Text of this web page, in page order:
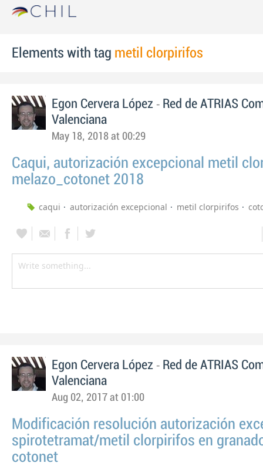
Elements with tag metil clorpirifos
Egon Cervera López - Red de ATRIAS
Valenciana
May 18, 2018 at 00:29
Caqui, autorización excepcional metil
melazo_cotonet 2018
caqui autorización excepcional metil clorpirifos
Egon Cervera López - Red de ATRIAS
Valenciana
Aug 02, 2017 at 01:00
Modificación resolución autorización
spirotetramat/metil clorpirifos en
cotonet